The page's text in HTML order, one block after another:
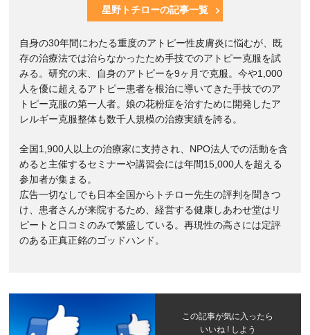
星野トチローの記事一覧
自身の30年間にわたる重度のアトピー性皮膚炎に悩むが、既
存の治療法では治らなかったため手技でのアトピー克服を試
みる。研究の末、自身のアトピーを9ヶ月で克服。今や1,000
人を優に超えるアトピー患者を根治に導いてきた手技でのア
トピー克服の第一人者。娘の花粉症を治すために開発したア
レルギー克服整体も数千人規模の治療実績を誇る。
全国1,900人以上の治療家に支持され、NPO法人での活動を含
めると主催するセミナーや講習会には年間15,000人を超える
参加者が集まる。
広告一切なしでも日本全国からトチロー先生の評判を聞きつ
け、患者さんが来院するため、経営する健康しあわせ堂はリ
ピートと口コミのみで繁盛している。再現性の高さには定評
のある正真正銘のゴッドハンド。
この記事が気に入ったら
いいね ! しよう